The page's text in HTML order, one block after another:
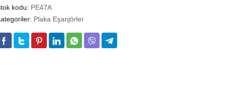
Vida
kodu: PE47A
Plaka Eşanjörler